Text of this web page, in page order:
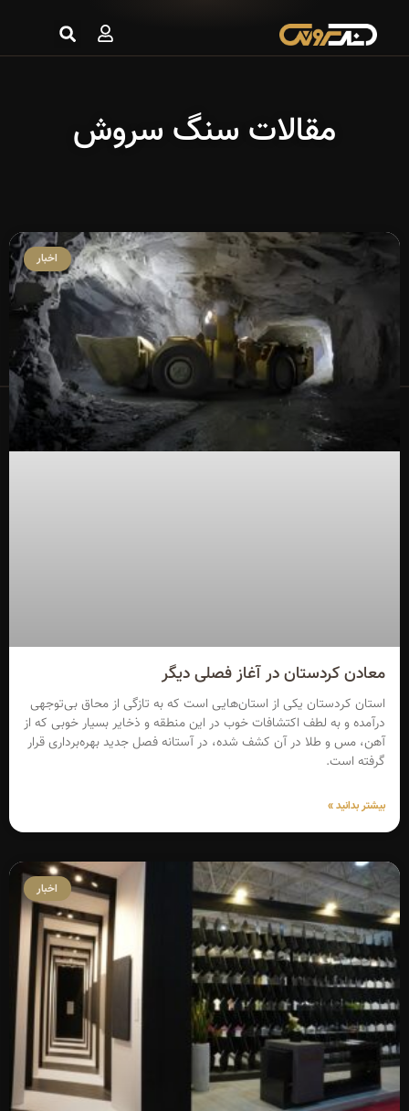
مقالات سنگ سروش
اخبار
معادن کردستان در آغاز فصلی دیگر
استان کردستان یکی از استان‌هایی است که به تازگی از محاق بی‌توجهی
درآمده و به لطف اکتشافات خوب در این منطقه و ذخایر بسیار خوبی که از
آهن، مس و طلا در آن کشف شده، در آستانه فصل جدید بهره‌برداری قرار
گرفته است.
بیشتر بدانید »
اخبار